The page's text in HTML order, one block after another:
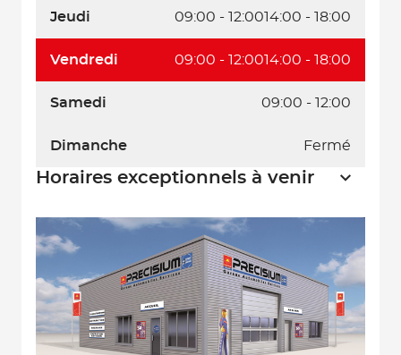
Jeudi 09:00 - 12:0014:00 - 18:00
Vendredi 09:00 - 12:0014:00 - 18:00
Samedi 09:00 - 12:00
Dimanche Fermé
Horaires exceptionnels à venir